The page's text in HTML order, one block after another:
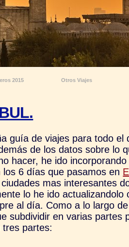
2015 Otros Viajes
guía de viajes para todo
de los datos sobre lo
hacer, he ido
6 días que pasamos en
mas interesantes
lo he ido
al día. Como a lo largo
subdividir en varias partes
tres partes: